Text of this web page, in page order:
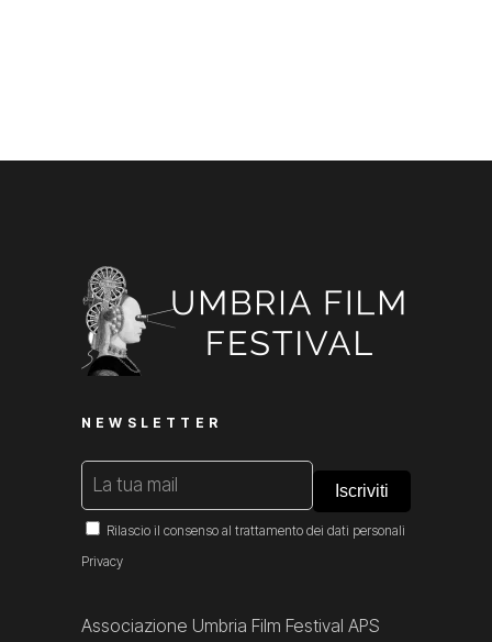
NEWSLETTER
Rilascio il consenso al trattamento dei dati personali
Privacy
Associazione Umbria Film Festival APS